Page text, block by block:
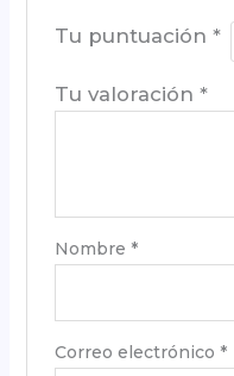
Tu puntuación *
Tu valoración *
Nombre *
Correo electrónico *